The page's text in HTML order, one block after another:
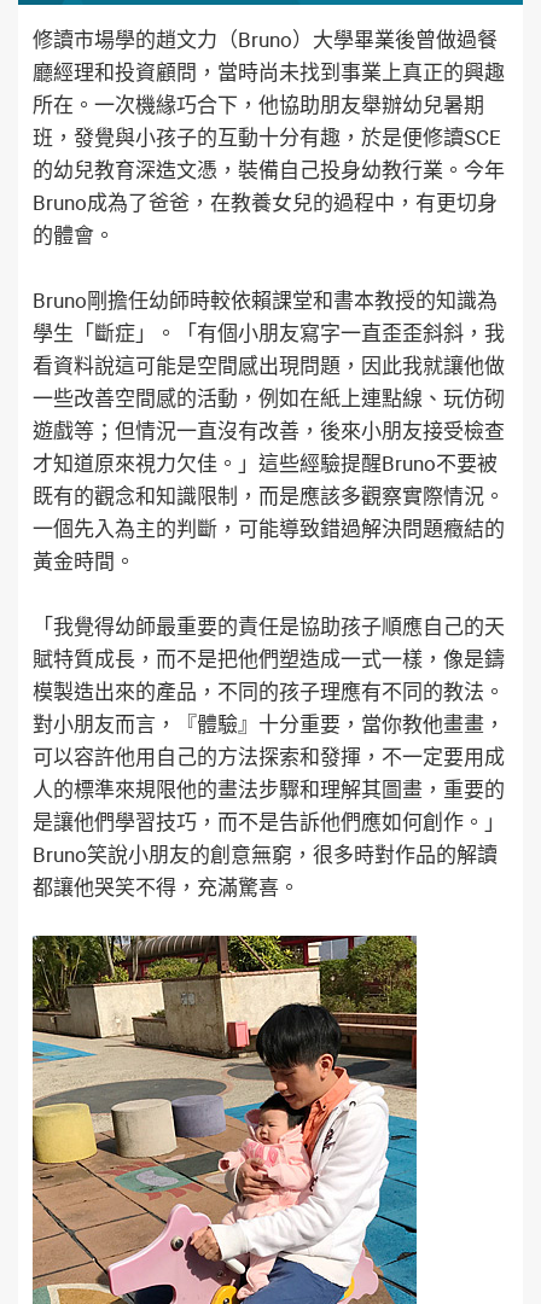
修讀市場學的趙文力（Bruno）大學畢業後曾做過餐
廳經理和投資顧問，當時尚未找到事業上真正的興趣
所在。一次機緣巧合下，他協助朋友舉辦幼兒暑期
班，發覺與小孩子的互動十分有趣，於是便修讀SCE
的幼兒教育深造文憑，裝備自己投身幼教行業。今年
Bruno成為了爸爸，在教養女兒的過程中，有更切身
的體會。
Bruno剛擔任幼師時較依賴課堂和書本教授的知識為
學生「斷症」。「有個小朋友寫字一直歪歪斜斜，我
看資料說這可能是空間感出現問題，因此我就讓他做
一些改善空間感的活動，例如在紙上連點線、玩仿砌
遊戲等；但情況一直沒有改善，後來小朋友接受檢查
才知道原來視力欠佳。」這些經驗提醒Bruno不要被
既有的觀念和知識限制，而是應該多觀察實際情況。
一個先入為主的判斷，可能導致錯過解決問題癥結的
黃金時間。
「我覺得幼師最重要的責任是協助孩子順應自己的天
賦特質成長，而不是把他們塑造成一式一樣，像是鑄
模製造出來的產品，不同的孩子理應有不同的教法。
對小朋友而言，『體驗』十分重要，當你教他畫畫，
可以容許他用自己的方法探索和發揮，不一定要用成
人的標準來規限他的畫法步驟和理解其圖畫，重要的
是讓他們學習技巧，而不是告訴他們應如何創作。」
Bruno笑說小朋友的創意無窮，很多時對作品的解讀
都讓他哭笑不得，充滿驚喜。